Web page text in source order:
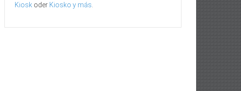
Kiosk oder Kiosko y más